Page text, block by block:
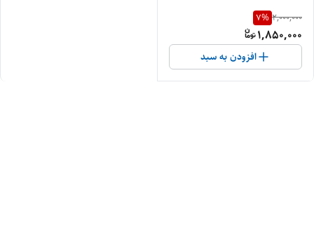
2,000,000
7%
1,850,000
افزودن به سبد